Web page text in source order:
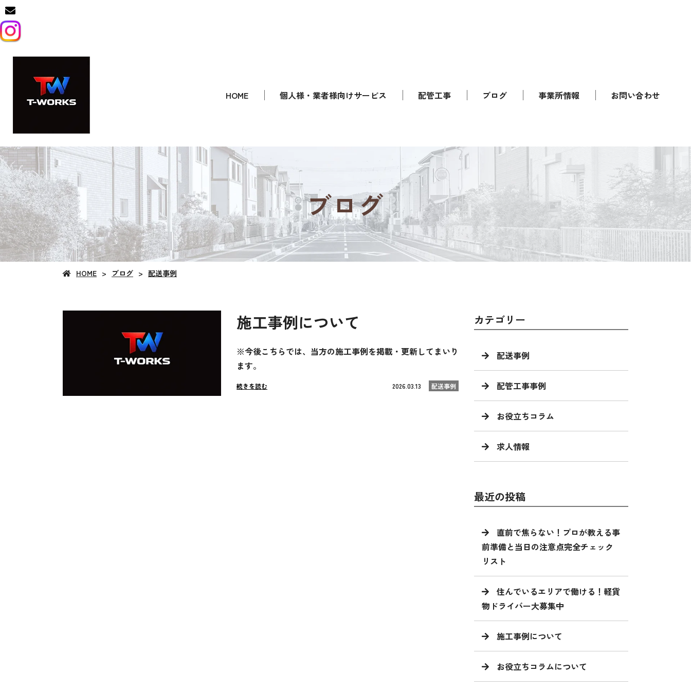
HOME 個人様・業者様向けサービス 配管工事 ブログ 事業所情報 お問い合わせ
ブログ
HOME ブログ 配送事例
施工事例について
※今後こちらでは、当方の施工事例を掲載・更新してまいり
ます。
続きを読む 2026.03.13 配送事例
カテゴリー
配送事例
配管工事事例
お役立ちコラム
求人情報
最近の投稿
直前で焦らない！プロが教える事
前準備と当日の注意点完全チェック
リスト
住んでいるエリアで働ける！軽貨
物ドライバー大募集中
施工事例について
お役立ちコラムについて